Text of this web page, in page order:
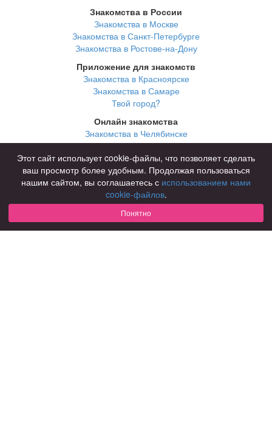
Знакомства в России
Знакомства в Москве
Знакомства в Санкт-Петербурге
Знакомства в Ростове-на-Дону
Приложение для знакомств
Знакомства в Красноярске
Знакомства в Самаре
Твой город?
Онлайн знакомства
Знакомства в Челябинске
Знакомства в Омске
Знакомства в Нижнем Новгороде
Для чего
для брака и создания семьи
для любви и с/о
для дружбы
Этот сайт использует cookie-файлы, что позволяет сделать
ваш просмотр более удобным. Продолжая пользоваться
нашим сайтом, вы соглашаетесь с использованием нами
cookie-файлов.
Понятно